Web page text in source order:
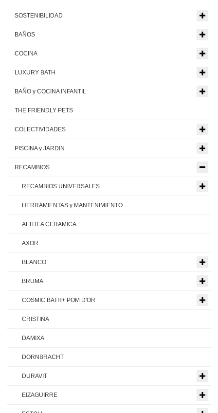
SOSTENIBILIDAD
BAÑOS
COCINA
LUXURY BATH
BAÑO y COCINA INFANTIL
THE FRIENDLY PETS
COLECTIVIDADES
PISCINA y JARDIN
RECAMBIOS
RECAMBIOS UNIVERSALES
HERRAMIENTAS y MANTENIMIENTO
ALTHEA CERAMICA
AXOR
BLANCO
BRUMA
COSMIC BATH+ POM D'OR
CRISTINA
DAMIXA
DORNBRACHT
DURAVIT
EIZAGUIRRE